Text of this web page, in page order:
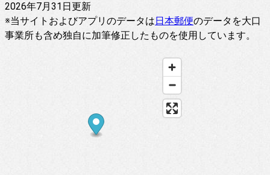
2026年7月31日更新
※当サイトおよびアプリのデータは日本郵便のデータを大口
事業所も含め独自に加筆修正したものを使用しています。